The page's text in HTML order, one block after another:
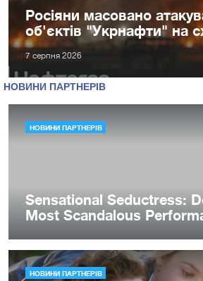
Росіяни масовано
об'єктів "Укрнафти" на
7 серпня 2026